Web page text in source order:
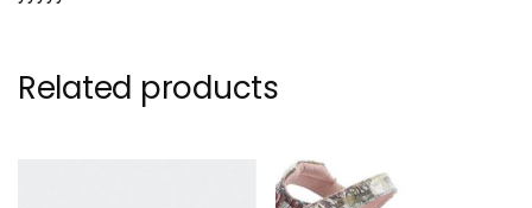
Related products